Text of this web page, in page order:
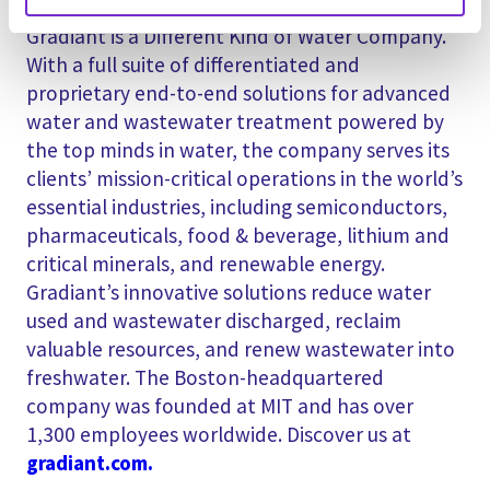
Acerca de Gradiant
Gradiant is a Different Kind of Water Company.
With a full suite of differentiated and
proprietary end-to-end solutions for advanced
water and wastewater treatment powered by
the top minds in water, the company serves its
clients’ mission-critical operations in the world’s
essential industries, including semiconductors,
pharmaceuticals, food & beverage, lithium and
critical minerals, and renewable energy.
Gradiant’s innovative solutions reduce water
used and wastewater discharged, reclaim
valuable resources, and renew wastewater into
freshwater. The Boston-headquartered
company was founded at MIT and has over
1,300 employees worldwide. Discover us at
gradiant.com.